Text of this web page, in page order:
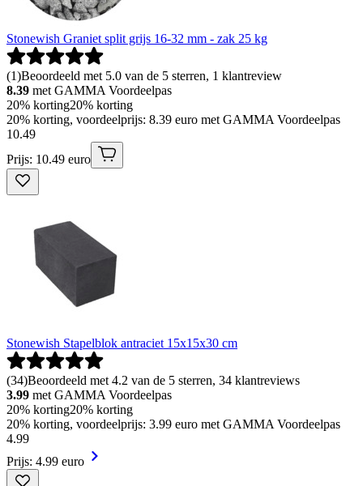
Stonewish Graniet split grijs 16-32 mm - zak 25 kg
(1)Beoordeeld met 5.0 van de 5 sterren, 1 klantreview
8.39 met GAMMA Voordeelpas
20% korting20% korting
20% korting, voordeelprijs: 8.39 euro met GAMMA Voordeelpas
10.49
Prijs: 10.49 euro
Stonewish Stapelblok antraciet 15x15x30 cm
(34)Beoordeeld met 4.2 van de 5 sterren, 34 klantreviews
3.99 met GAMMA Voordeelpas
20% korting20% korting
20% korting, voordeelprijs: 3.99 euro met GAMMA Voordeelpas
4.99
Prijs: 4.99 euro